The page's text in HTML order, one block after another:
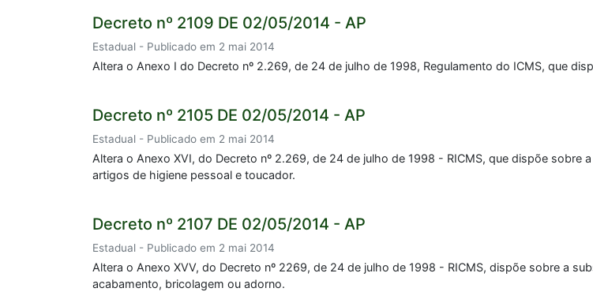
Decreto nº 2109 DE 02/05/2014 - AP
Estadual - Publicado em 2 mai 2014
Altera o Anexo I do Decreto nº 2.269, de 24 de julho de 1998, Regulamento do ICMS, que
Decreto nº 2105 DE 02/05/2014 - AP
Estadual - Publicado em 2 mai 2014
Altera o Anexo XVI, do Decreto nº 2.269, de 24 de julho de 1998 - RICMS, que dispõe
artigos de higiene pessoal e toucador.
Decreto nº 2107 DE 02/05/2014 - AP
Estadual - Publicado em 2 mai 2014
Altera o Anexo XVV, do Decreto nº 2269, de 24 de julho de 1998 - RICMS, dispõe sobre a
acabamento, bricolagem ou adorno.